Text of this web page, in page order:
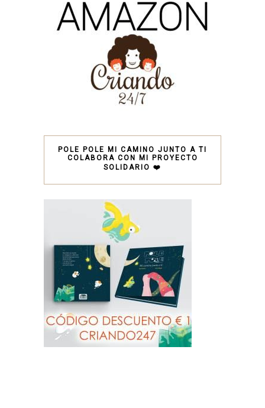
POLE POLE MI CAMINO JUNTO A TI
COLABORA CON MI PROYECTO
SOLIDARIO ❤️